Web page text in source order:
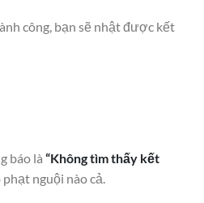
công, bạn sẽ nhật được kết
báo là “Không tìm thấy kết
nguội nào cả.